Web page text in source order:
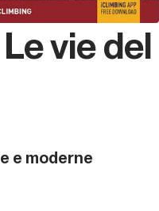
vie del
e moderne